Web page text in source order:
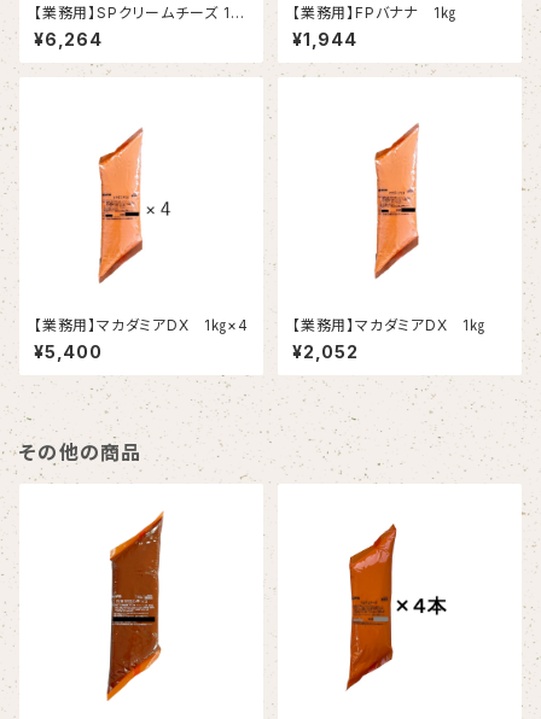
【業務用】SPクリームチーズ 1k
g×4
¥6,264
【業務用】FPバナナ 1㎏
¥1,944
【業務用】マカダミアDX 1㎏×4
¥5,400
【業務用】マカダミアDX 1㎏
¥2,052
その他の商品